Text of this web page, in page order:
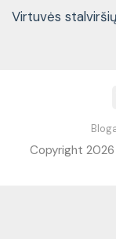
Virtuvės
Copyright 2026